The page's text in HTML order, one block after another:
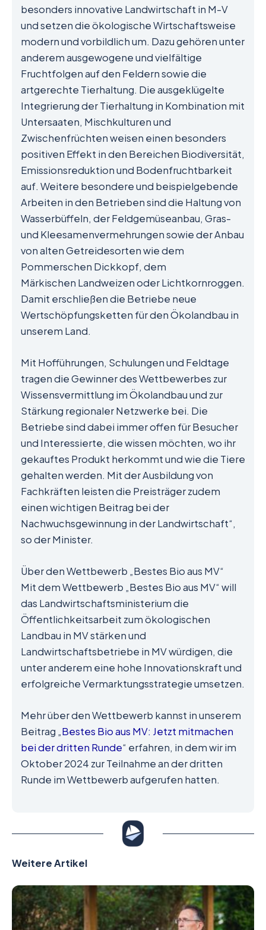
besonders innovative Landwirtschaft in M-V
und setzen die ökologische Wirtschaftsweise
modern und vorbildlich um. Dazu gehören unter
anderem ausgewogene und vielfältige
Fruchtfolgen auf den Feldern sowie die
artgerechte Tierhaltung. Die ausgeklügelte
Integrierung der Tierhaltung in Kombination mit
Untersaaten, Mischkulturen und
Zwischenfrüchten weisen einen besonders
positiven Effekt in den Bereichen Biodiversität,
Emissionsreduktion und Bodenfruchtbarkeit
auf. Weitere besondere und beispielgebende
Arbeiten in den Betrieben sind die Haltung von
Wasserbüffeln, der Feldgemüseanbau, Gras-
und Kleesamenvermehrungen sowie der Anbau
von alten Getreidesorten wie dem
Pommerschen Dickkopf, dem
Märkischen Landweizen oder Lichtkornroggen.
Damit erschließen die Betriebe neue
Wertschöpfungsketten für den Ökolandbau in
unserem Land.
Mit Hofführungen, Schulungen und Feldtage
tragen die Gewinner des Wettbewerbes zur
Wissensvermittlung im Ökolandbau und zur
Stärkung regionaler Netzwerke bei. Die
Betriebe sind dabei immer offen für Besucher
und Interessierte, die wissen möchten, wo ihr
gekauftes Produkt herkommt und wie die Tiere
gehalten werden. Mit der Ausbildung von
Fachkräften leisten die Preisträger zudem
einen wichtigen Beitrag bei der
Nachwuchsgewinnung in der Landwirtschaft“,
so der Minister.
Über den Wettbewerb „Bestes Bio aus MV“
Mit dem Wettbewerb „Bestes Bio aus MV“ will
das Landwirtschaftsministerium die
Öffentlichkeitsarbeit zum ökologischen
Landbau in MV stärken und
Landwirtschaftsbetriebe in MV würdigen, die
unter anderem eine hohe Innovationskraft und
erfolgreiche Vermarktungsstrategie umsetzen.
Mehr über den Wettbewerb kannst in unserem
Beitrag „Bestes Bio aus MV: Jetzt mitmachen
bei der dritten Runde“ erfahren, in dem wir im
Oktober 2024 zur Teilnahme an der dritten
Runde im Wettbewerb aufgerufen hatten.
Weitere Artikel